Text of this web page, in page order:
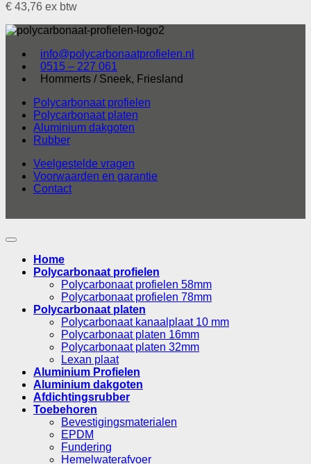
€ 43,76 ex btw
info@polycarbonaatprofielen.nl
0515 – 227 061
Hommerts / Sneek, Friesland
Polycarbonaat profielen
Polycarbonaat platen
Aluminium dakgoten
Rubber
Veelgestelde vragen
Voorwaarden en garantie
Contact
Home
Polycarbonaat profielen
Polycarbonaat profielen 58mm
Polycarbonaat profielen 78mm
Polycarbonaat platen
Polycarbonaat kanaalplaat 10 mm
Polycarbonaat platen 16mm
Polycarbonaat platen 32mm
Lexan plaat
Aluminium Profielen
Aluminium dakgoten
Afdichtingsrubber
Toebehoren
Bevestigingsmaterialen
EPDM
Fundering
Hemelwaterafvoer